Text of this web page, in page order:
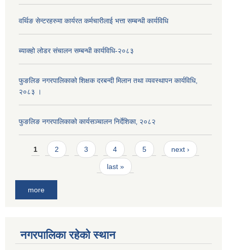
वर्थिङ सेन्टरहरुमा कार्यरत कर्मचारीलाई भत्ता सम्बन्धी कार्यविधि
ब्याक्हो लोडर संचालन सम्बन्धी कार्यविधि-२०८३
फुङलिङ नगरपालिकाको शिक्षक दरबन्दी मिलान तथा व्यवस्थापन कार्यविधि,
२०८३ ।
फुङलिङ नगरपालिकाको कार्यसञ्चालन निर्देशिका‚ २०८२
Pages
1 2 3 4 5 next ›
last »
more
नगरपालिका रहेको स्थान